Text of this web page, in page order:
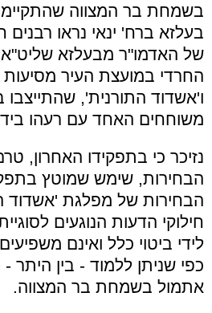
בשמחת בר המצווה
בעלזא ברח' ינאי נראו רבנים
של האדמו"ר מבעלזא שליט"א,
החרדי במועצת העיר
ו'אשדוד התורנית',
משוחחים האחד עם רעהו
נזיכר כי בתפקידו האחרון,
הבחירות, שימש שמוטץ
הבחירות של מפלגת 'אשדוד
חילוקי הדעות הנוגעים
לידי ביטוי כלל ואינם
כפי שניתן ללמוד - בין היתר
אתמול בשמחת בר המצווה.